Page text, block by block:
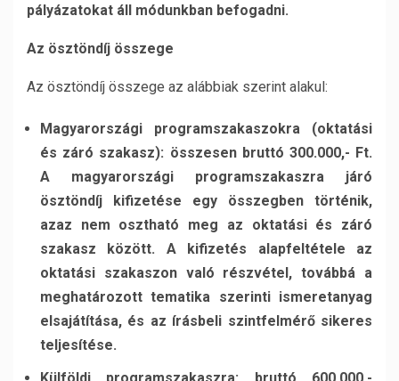
pályázatokat áll módunkban befogadni.
Az ösztöndíj összege
Az ösztöndíj összege az alábbiak szerint alakul:
Magyarországi programszakaszokra (oktatási
és záró szakasz): összesen bruttó 300.000,- Ft.
A magyarországi programszakaszra járó
ösztöndíj kifizetése egy összegben történik,
azaz nem osztható meg az oktatási és záró
szakasz között. A kifizetés alapfeltétele az
oktatási szakaszon való részvétel, továbbá a
meghatározott tematika szerinti ismeretanyag
elsajátítása, és az írásbeli szintfelmérő sikeres
teljesítése.